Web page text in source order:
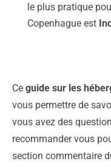
le plus pratique
Copenhague est
Ce guide sur les
vous permettre de
vous avez des
recommander vous
section commentaire